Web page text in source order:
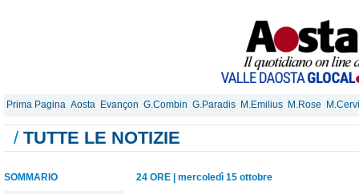
Prima Pagina Aosta Evançon G.Combin G.Paradis M.Emilius M.Rose
/ TUTTE LE NOTIZIE
SOMMARIO 24 ORE mercoledì 15 ottobre